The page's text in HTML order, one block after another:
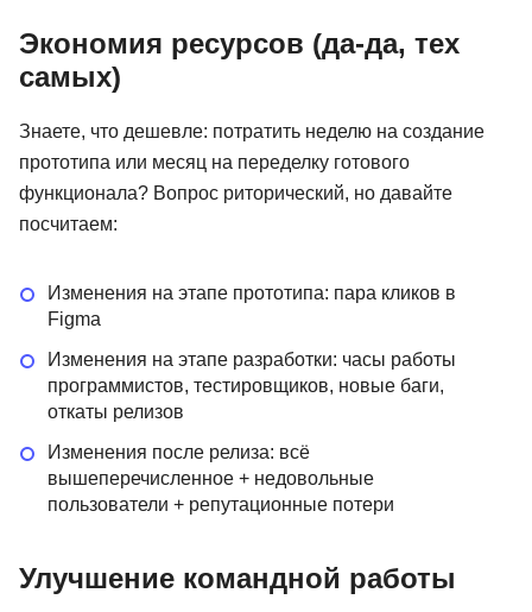
Экономия ресурсов (да-да, тех
самых)
Знаете, что дешевле: потратить неделю на создание
прототипа или месяц на переделку готового
функционала? Вопрос риторический, но давайте
посчитаем:
Изменения на этапе прототипа: пара кликов в
Figma
Изменения на этапе разработки: часы работы
программистов, тестировщиков, новые баги,
откаты релизов
Изменения после релиза: всё
вышеперечисленное + недовольные
пользователи + репутационные потери
Улучшение командной работы